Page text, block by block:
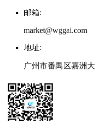
邮箱:
market@wggai.com
地址:
广州市番禺区嘉洲